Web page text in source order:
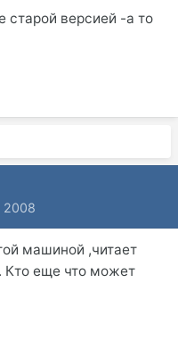
старой версией -а то
2008
машиной ,читает
Кто еще что может